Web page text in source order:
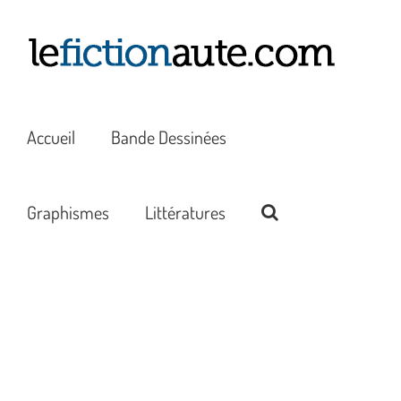
contenu
Accueil Bande Dessinées
Graphismes Littératures